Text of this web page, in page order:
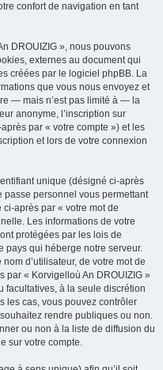
confort de navigation en tant
DROUIZIG », nous pouvons
externes au document qui
créées par le logiciel phpBB. La
que vous nous envoyez et
— mais n’est pas limité à — la
anonyme, l’inscription sur
par « votre compte ») et les
et lors de votre connexion
unique (désigné ci-après
passe personnel vous permettant
après par « votre mot de
Les informations de votre
protégées par les lois de
pays qui héberge notre serveur.
d’utilisateur, de votre mot de
par « Korvigelloù An DROUIZIG »
facultatives, à la seule discrétion
les cas, vous pouvez contrôler
rendre publiques ou non.
ou non à la liste de diffusion du
sur votre compte.